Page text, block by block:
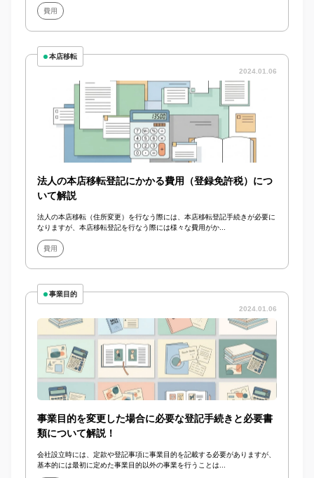
費用
本店移転
2024.01.06
法人の本店移転登記にかかる費用（登録免許税）につ
いて解説
法人の本店移転（住所変更）を行なう際には、本店移転登記手続きが必要に
なりますが、本店移転登記を行なう際には様々な費用がか...
費用
事業目的
2024.01.06
事業目的を変更した場合に必要な登記手続きと必要書
類について解説！
会社設立時には、定款や登記事項に事業目的を記載する必要がありますが、
基本的には最初に定めた事業目的以外の事業を行うことは...